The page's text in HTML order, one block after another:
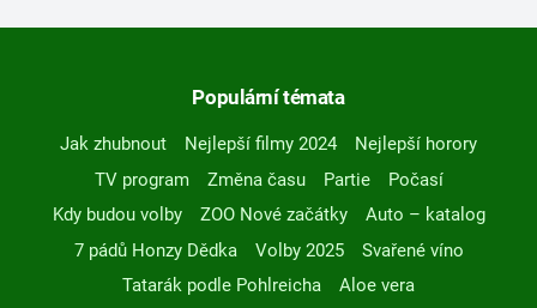
Populární témata
Jak zhubnout Nejlepší filmy 2024
Nejlepší horory
TV program
Změna času Partie
Počasí
Kdy budou volby
ZOO Nové začátky
Auto – katalog
7 pádů Honzy Dědka
Volby 2025
Svařené víno
Tatarák podle Pohlreicha
Aloe vera